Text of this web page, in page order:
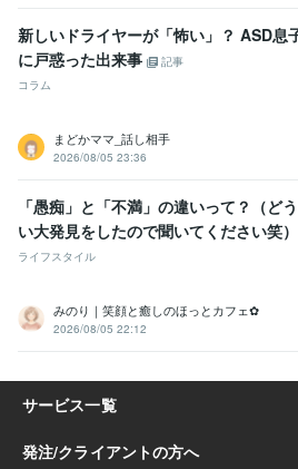
秘書技能検定2級
日商簿記検定2級 取得年 : 2006年
販売士 取得年 : 2006年
色彩検定1級 取得年 : 2010年
電卓技能検定
マイクロソフト オフィス スペシャリスト（
プログラミング言語・フレームワーク
HTML:20年
ビジネス・クリエイティブツール
Adobe Illustrator:20年
PowerPoint:20年Excel:20年Word:20年
CLIP STUDIO PAINT:5年
【人好き】あなたとすぐに打ち解けます
【秘密厳守】誰かに話したい秘密、絶対に
新しいドライヤーが「怖い」？ ASD息
に戸惑った出来事
記事
コラム
まどかママ_話し相手
2026/08/05 23:36
「愚痴」と「不満」の違いって？（ど
い大発見をしたので聞いてください笑）
ライフスタイル
みのり｜笑顔と癒しのほっとカフェ✿
2026/08/05 22:12